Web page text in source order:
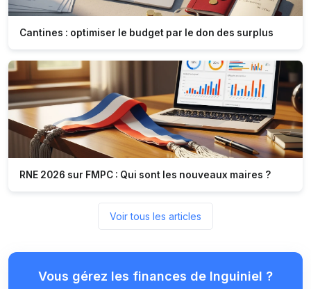
Cantines : optimiser le budget par le don des surplus
RNE 2026 sur FMPC : Qui sont les nouveaux maires ?
Voir tous les articles
Vous gérez les finances de Inguiniel ?